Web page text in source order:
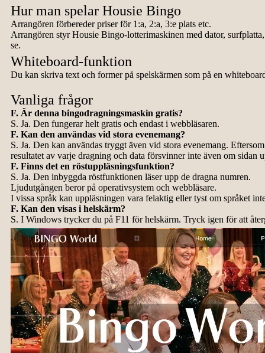
Hur man spelar Housie Bingo
Arrangören förbereder priser för 1:a, 2:a, 3:e plats etc.
Arrangören styr Housie Bingo-lotterimaskinen med dator,
se.
Whiteboard-funktion
Du kan skriva text och former på spelskärmen som på en
Vanliga frågor
F. Är denna bingodragningsmaskin gratis?
S. Ja. Den fungerar helt gratis och endast i webbläsaren.
F. Kan den användas vid stora evenemang?
S. Ja. Den kan användas tryggt även vid stora evenemang.
resultatet av varje dragning och data försvinner inte även om sidan
F. Finns det en röstuppläsningsfunktion?
S. Ja. Den inbyggda röstfunktionen läser upp de dragna numren.
Ljudutgången beror på operativsystem och webbläsare.
I vissa språk kan uppläsningen vara felaktig eller tyst om språket
F. Kan den visas i helskärm?
S. I Windows trycker du på F11 för helskärm. Tryck igen för att